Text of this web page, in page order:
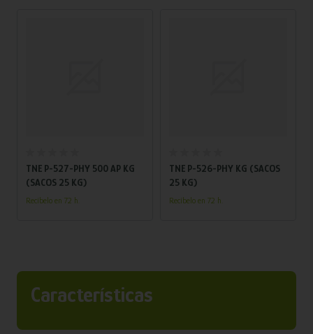
TNE P-527-PHY 500 AP KG
(SACOS 25 KG)
Recíbelo en 72 h.
TNE P-526-PHY KG (SACOS
25 KG)
Recíbelo en 72 h.
Características